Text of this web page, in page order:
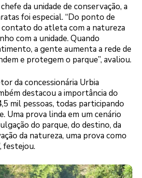
da unidade de conservação, a
foi especial. “Do ponto de
contato do atleta com a natureza
com a unidade. Quando
a gente aumenta a rede de
e protegem o parque”, avaliou.
da concessionária Urbia
destacou a importância do
mil pessoas, todas participando
Uma prova linda em um cenário
do parque, do destino, da
da natureza, uma prova como
festejou.